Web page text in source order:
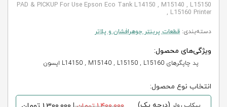
PAD & PICKUP For Use Epson Eco Tank L14150 , M15140 , L15150
, L15160 Printer
دسته‌بندی: قطعات پرینتر جوهرافشان و پلاتر
ویژگی‌های محصول:
پد چاپگرهای L14150 , M15140 , L15150 , L15160 اپسون
انتخاب نوع محصول: